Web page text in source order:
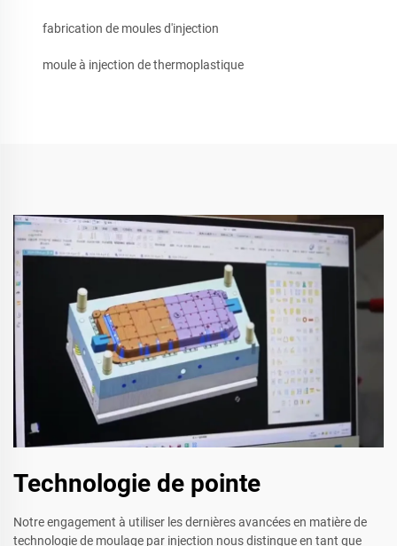
fabrication de moules d'injection
moule à injection de thermoplastique
Technologie de pointe
Notre engagement à utiliser les dernières avancées en matière de
technologie de moulage par injection nous distingue en tant que